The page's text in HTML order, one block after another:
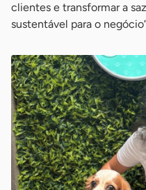
clientes e transformar a
sustentável para o